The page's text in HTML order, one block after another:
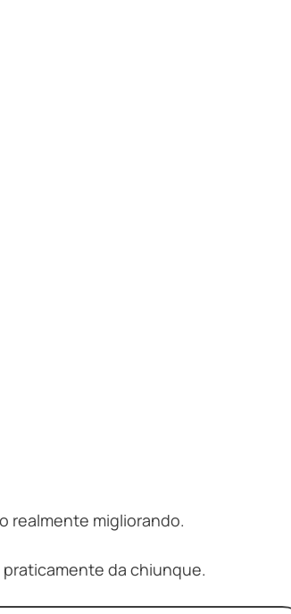
realmente migliorando.
da chiunque.